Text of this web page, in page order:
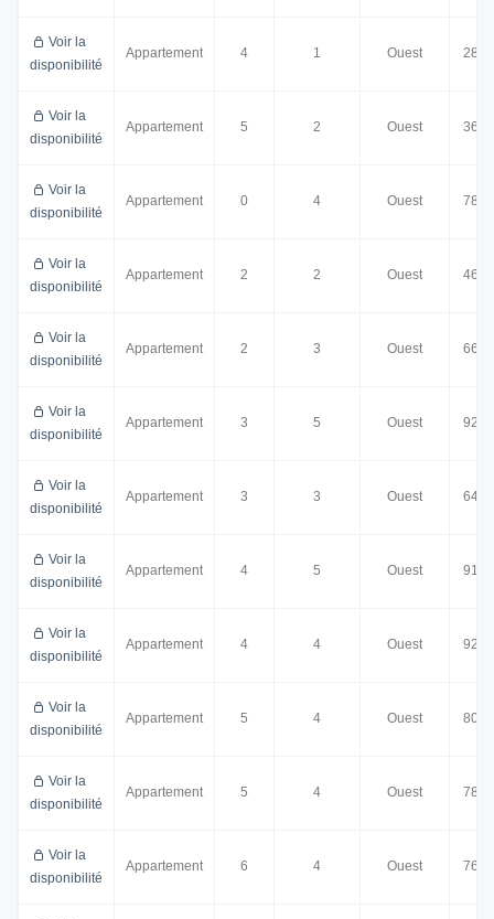
Voir la
disponibilité
Appartement 4 1 Ouest 28.5
Voir la
disponibilité
Appartement 5 2 Ouest 36.5
Voir la
disponibilité
Appartement 0 4 Ouest 78.0
Voir la
disponibilité
Appartement 2 2 Ouest 46.5
Voir la
disponibilité
Appartement 2 3 Ouest 66.5
Voir la
disponibilité
Appartement 3 5 Ouest 92.0
Voir la
disponibilité
Appartement 3 3 Ouest 64.5
Voir la
disponibilité
Appartement 4 5 Ouest 91.5
Voir la
disponibilité
Appartement 4 4 Ouest 92.0
Voir la
disponibilité
Appartement 5 4 Ouest 80.5
Voir la
disponibilité
Appartement 5 4 Ouest 78.0
Voir la
disponibilité
Appartement 6 4 Ouest 76.5